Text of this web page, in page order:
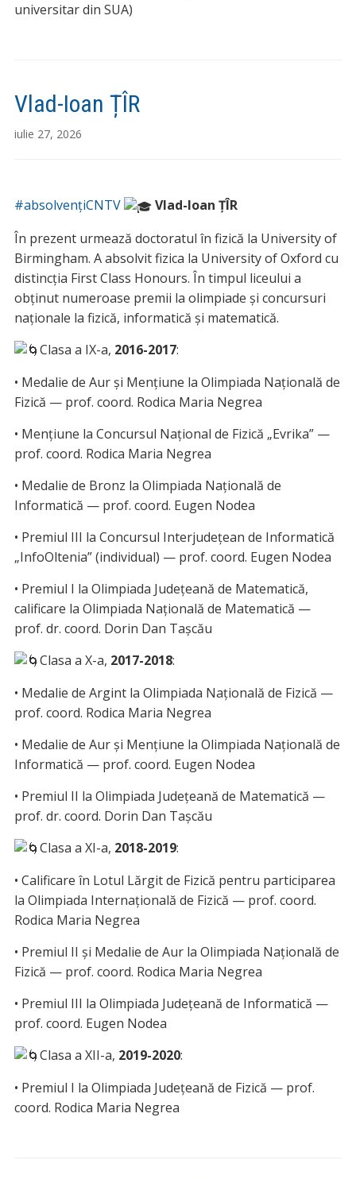
universitar din SUA)
Vlad-Ioan ȚÎR
iulie 27, 2026
#absolvențiCNTV
Vlad-Ioan ȚÎR
În prezent urmează doctoratul în fizică la University of
Birmingham. A absolvit fizica la University of Oxford cu
distincția First Class Honours. În timpul liceului a
obținut numeroase premii la olimpiade și concursuri
naționale la fizică, informatică și matematică.
Clasa a IX-a, 2016-2017:
• Medalie de Aur și Mențiune la Olimpiada Națională de
Fizică — prof. coord. Rodica Maria Negrea
• Mențiune la Concursul Național de Fizică „Evrika” —
prof. coord. Rodica Maria Negrea
• Medalie de Bronz la Olimpiada Națională de
Informatică — prof. coord. Eugen Nodea
• Premiul III la Concursul Interjudețean de Informatică
„InfoOltenia” (individual) — prof. coord. Eugen Nodea
• Premiul I la Olimpiada Județeană de Matematică,
calificare la Olimpiada Națională de Matematică —
prof. dr. coord. Dorin Dan Tașcău
Clasa a X-a, 2017-2018:
• Medalie de Argint la Olimpiada Națională de Fizică —
prof. coord. Rodica Maria Negrea
• Medalie de Aur și Mențiune la Olimpiada Națională de
Informatică — prof. coord. Eugen Nodea
• Premiul II la Olimpiada Județeană de Matematică —
prof. dr. coord. Dorin Dan Tașcău
Clasa a XI-a, 2018-2019:
• Calificare în Lotul Lărgit de Fizică pentru participarea
la Olimpiada Internațională de Fizică — prof. coord.
Rodica Maria Negrea
• Premiul II și Medalie de Aur la Olimpiada Națională de
Fizică — prof. coord. Rodica Maria Negrea
• Premiul III la Olimpiada Județeană de Informatică —
prof. coord. Eugen Nodea
Clasa a XII-a, 2019-2020:
• Premiul I la Olimpiada Județeană de Fizică — prof.
coord. Rodica Maria Negrea